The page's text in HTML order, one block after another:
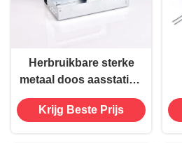
Herbruikbare sterke
metaal doos aasstation
voor menselijke
knaagdierbestrijding
Krijg Beste Prijs